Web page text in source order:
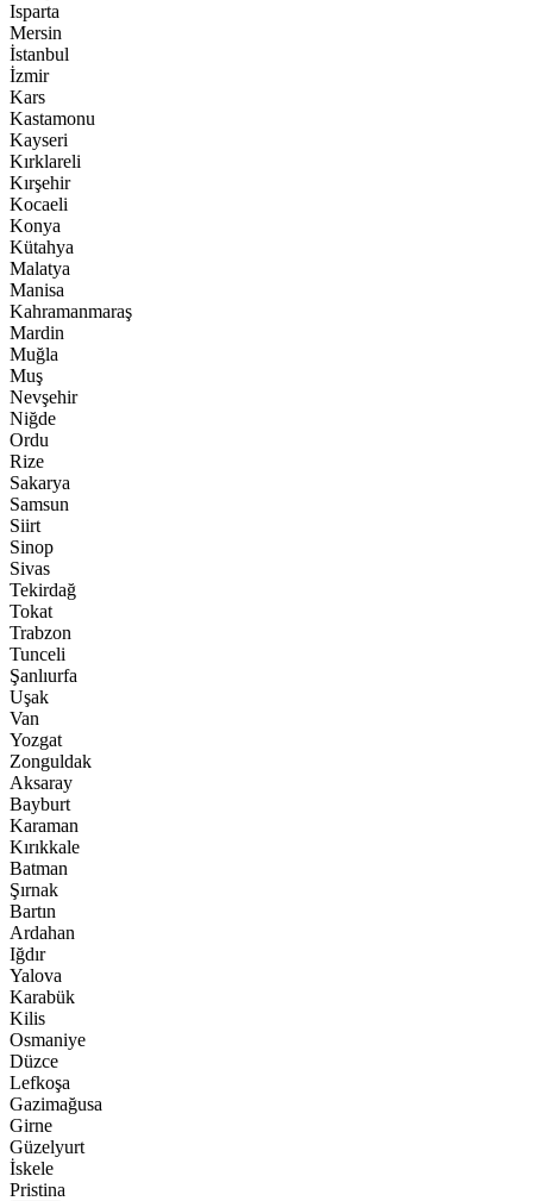
Isparta
Mersin
İstanbul
İzmir
Kars
Kastamonu
Kayseri
Kırklareli
Kırşehir
Kocaeli
Konya
Kütahya
Malatya
Manisa
Kahramanmaraş
Mardin
Muğla
Muş
Nevşehir
Niğde
Ordu
Rize
Sakarya
Samsun
Siirt
Sinop
Sivas
Tekirdağ
Tokat
Trabzon
Tunceli
Şanlıurfa
Uşak
Van
Yozgat
Zonguldak
Aksaray
Bayburt
Karaman
Kırıkkale
Batman
Şırnak
Bartın
Ardahan
Iğdır
Yalova
Karabük
Kilis
Osmaniye
Düzce
Lefkoşa
Gazimağusa
Girne
Güzelyurt
İskele
Pristina